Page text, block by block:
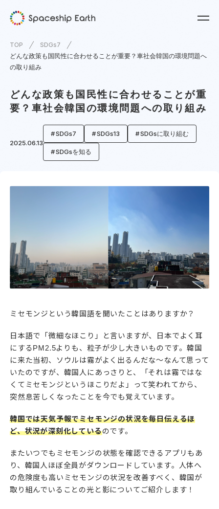
TOP
SDGs7
どんな政策も国民性に合わせることが重要？車社会韓国の環境問題へ
の取り組み
どんな政策も国民性に合わせることが重
要？車社会韓国の環境問題への取り組み
2025.06.13
SDGs7 SDGs13 SDGsに取り組む
SDGsを知る
ミセモンジという韓国語を聞いたことはありますか？
日本語で「微細なほこり」と言いますが、日本でよく耳
にするPM2.5よりも、粒子が少し大きいものです。韓国
に来た当初、ソウルは霧がよく出るんだな〜なんて思って
いたのですが、韓国人にあっさりと、「それは霧ではな
くてミセモンジというほこりだよ」って笑われてから、
突然息苦しくなったことを今でも覚えています。
韓国では天気予報でミセモンジの状況を毎日伝えるほ
ど、状況が深刻化しているのです。
またいつでもミセモンジの状態を確認できるアプリもあ
り、韓国人ほぼ全員がダウンロードしています。人体へ
の危険度も高いミセモンジの状況を改善すべく、韓国が
取り組んでいることの光と影についてご紹介します！